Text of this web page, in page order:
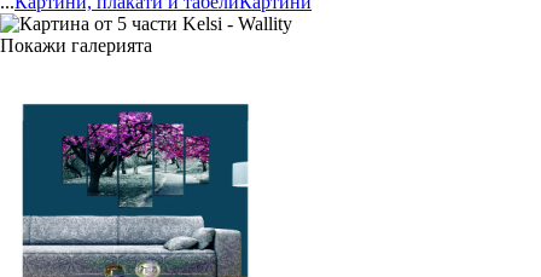
Покажи галерията